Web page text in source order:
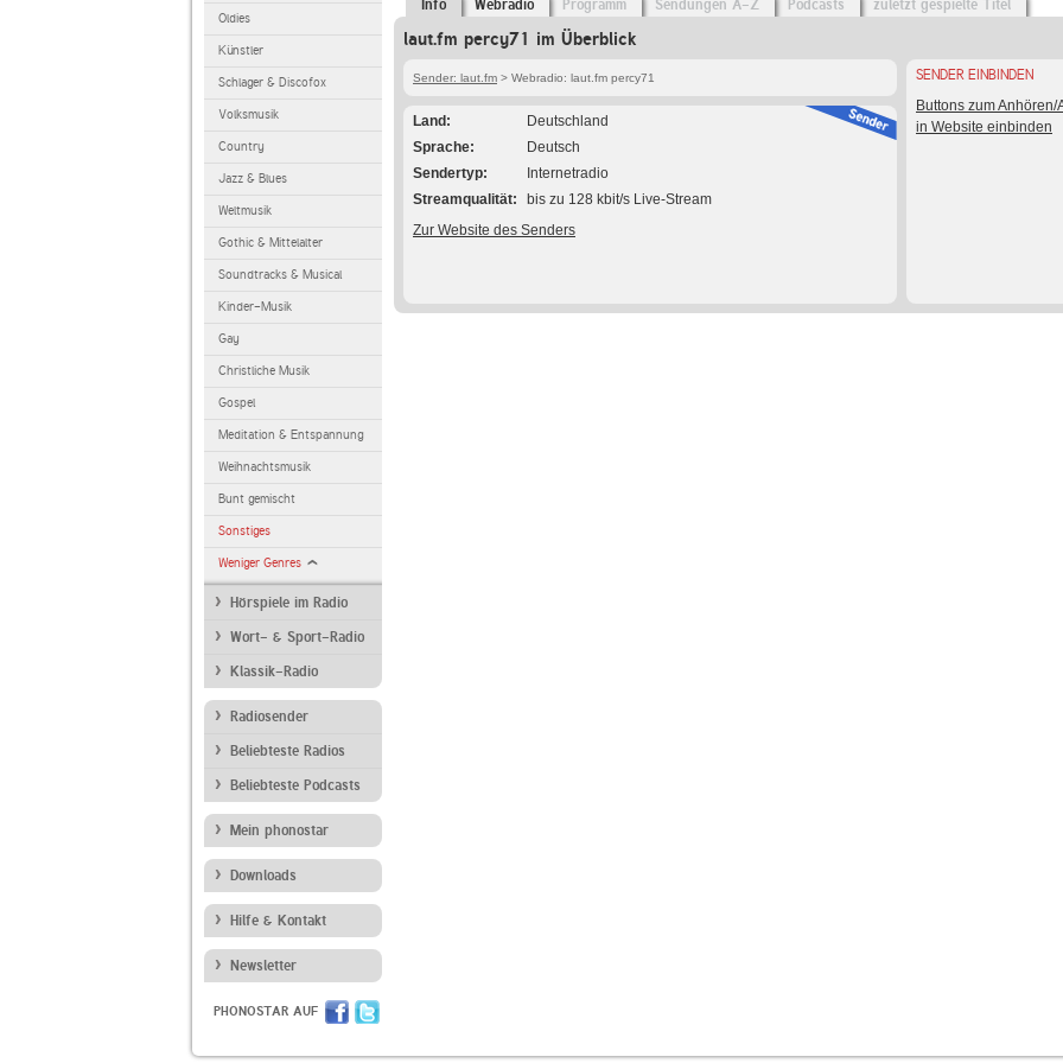
Oldies
Künstler
Schlager & Discofox
Volksmusik
Country
Jazz & Blues
Weltmusik
Gothic & Mittelalter
Soundtracks & Musical
Kinder-Musik
Gay
Christliche Musik
Gospel
Meditation & Entspannung
Weihnachtsmusik
Bunt gemischt
Sonstiges
Weniger Genres
Hörspiele im Radio
Wort- & Sport-Radio
Klassik-Radio
Radiosender
Beliebteste Radios
Beliebteste Podcasts
Mein phonostar
Downloads
Hilfe & Kontakt
Newsletter
PHONOSTAR AUF
Info Webradio Programm Sendungen A-Z Podcasts zuletzt gespielte Titel
laut.fm percy71 im Überblick
Sender: laut.fm > Webradio: laut.fm percy71
Land
Deutschland
Sprache
Deutsch
Sendertyp
Internetradio
Streamqualität
bis zu 128 kbit/s Live-Stream
Zur Website des Senders
SENDER EINBINDEN
Buttons zum Anhören/
in Website einbinden